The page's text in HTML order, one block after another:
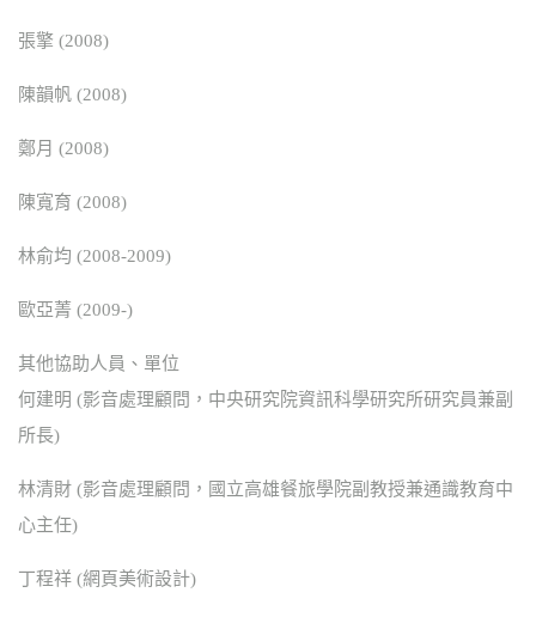
張擎 (2008)
陳韻帆 (2008)
鄭月 (2008)
陳寬育 (2008)
林俞均 (2008-2009)
歐亞菁 (2009-)
其他協助人員、單位
何建明 (影音處理顧問，中央研究院資訊科學研究所研究員兼副
所長)
林清財 (影音處理顧問，國立高雄餐旅學院副教授兼通識教育中
心主任)
丁程祥 (網頁美術設計)